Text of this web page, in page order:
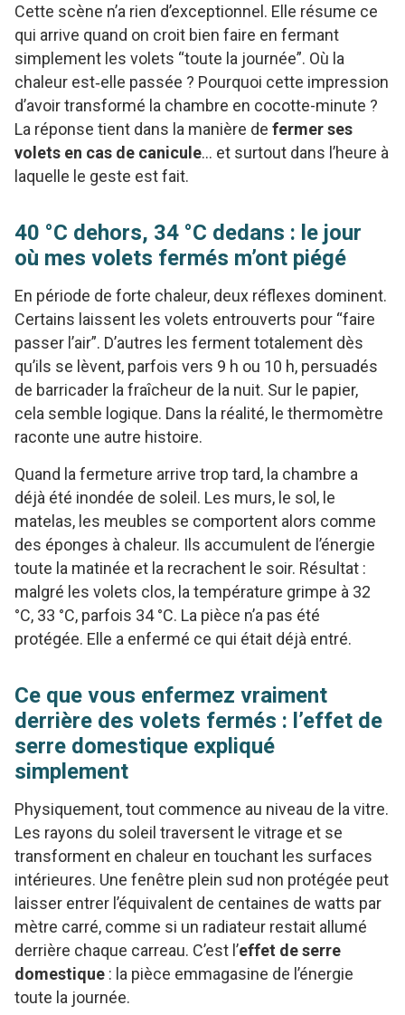
Cette scène n’a rien d’exceptionnel. Elle résume ce
qui arrive quand on croit bien faire en fermant
simplement les volets “toute la journée”. Où la
chaleur est‑elle passée ? Pourquoi cette impression
d’avoir transformé la chambre en cocotte-minute ?
La réponse tient dans la manière de fermer ses
volets en cas de canicule… et surtout dans l’heure à
laquelle le geste est fait.
40 °C dehors, 34 °C dedans : le jour
où mes volets fermés m’ont piégé
En période de forte chaleur, deux réflexes dominent.
Certains laissent les volets entrouverts pour “faire
passer l’air”. D’autres les ferment totalement dès
qu’ils se lèvent, parfois vers 9 h ou 10 h, persuadés
de barricader la fraîcheur de la nuit. Sur le papier,
cela semble logique. Dans la réalité, le thermomètre
raconte une autre histoire.
Quand la fermeture arrive trop tard, la chambre a
déjà été inondée de soleil. Les murs, le sol, le
matelas, les meubles se comportent alors comme
des éponges à chaleur. Ils accumulent de l’énergie
toute la matinée et la recrachent le soir. Résultat :
malgré les volets clos, la température grimpe à 32
°C, 33 °C, parfois 34 °C. La pièce n’a pas été
protégée. Elle a enfermé ce qui était déjà entré.
Ce que vous enfermez vraiment
derrière des volets fermés : l’effet de
serre domestique expliqué
simplement
Physiquement, tout commence au niveau de la vitre.
Les rayons du soleil traversent le vitrage et se
transforment en chaleur en touchant les surfaces
intérieures. Une fenêtre plein sud non protégée peut
laisser entrer l’équivalent de centaines de watts par
mètre carré, comme si un radiateur restait allumé
derrière chaque carreau. C’est l’effet de serre
domestique : la pièce emmagasine de l’énergie
toute la journée.